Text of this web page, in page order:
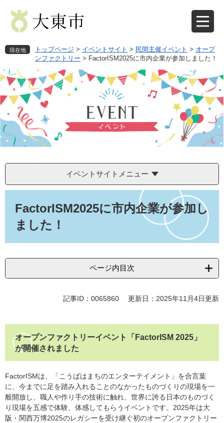
先
で
す
を
ば
し
本
へ
現在地 トップページ > イベントサイト > 民間主催イベント > オープ
ンファクトリー > FactorISM2025に市内企業が参加しました！
イベントサイトメニュー
FactorISM2025に市内企業が参加し
ました！
ページ内目次
記事ID：0065860 更新日：2025年11月4日更新
オープンファクトリーイベント「FactorISM 2025」
が開催されました
FactorISMは、「こうばはまちのエンターテイメント」を合言葉
に、今までに足を踏み入れることのなかったものづくりの現場を一
般開放し、職人や作り手の技術に触れ、世界に誇る日本のものづく
り現場を五感で体験、体感してもらうイベントです。2025年は大
阪・関西万博2025のレガシーを受け継ぐ初のオープンファクトリー